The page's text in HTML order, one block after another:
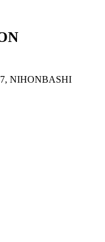
7, NIHONBASHI